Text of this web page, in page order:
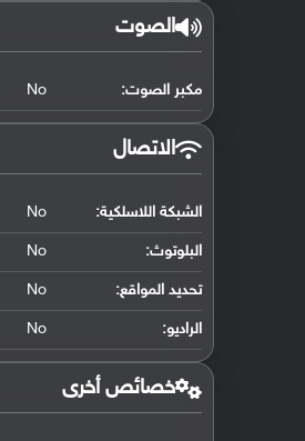
الصوت
مكبر الصوت: No
الاتصال
الشبكة اللاسلكية: No
البلوتوث:
No
تحديد المواقع:
No
الراديو: No
خصائص أخرى